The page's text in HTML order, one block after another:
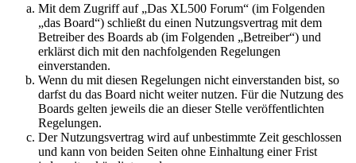
Mit dem Zugriff auf „Das XL500 Forum“ (im Folgenden
„das Board“) schließt du einen Nutzungsvertrag mit dem
Betreiber des Boards ab (im Folgenden „Betreiber“) und
erklärst dich mit den nachfolgenden Regelungen
einverstanden.
Wenn du mit diesen Regelungen nicht einverstanden bist, so
darfst du das Board nicht weiter nutzen. Für die Nutzung des
Boards gelten jeweils die an dieser Stelle veröffentlichten
Regelungen.
Der Nutzungsvertrag wird auf unbestimmte Zeit geschlossen
und kann von beiden Seiten ohne Einhaltung einer Frist